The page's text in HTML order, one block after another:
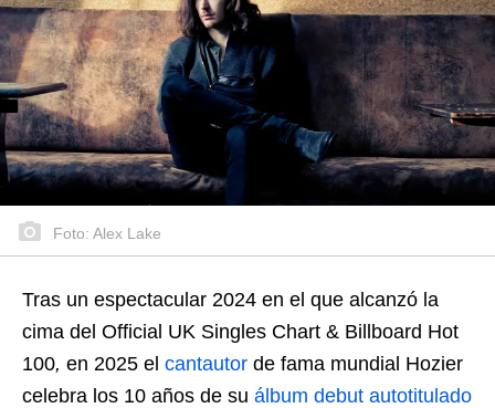
Foto: Alex Lake
Tras un espectacular 2024 en el que alcanzó la
cima del Official UK Singles Chart & Billboard Hot
100, en 2025 el cantautor de fama mundial Hozier
celebra los 10 años de su álbum debut autotitulado